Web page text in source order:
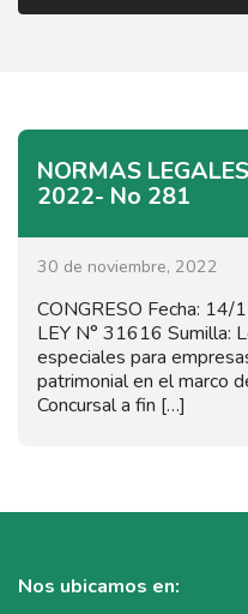
NORMAS
2022- No 281
30 de noviembre, 2022
CONGRESO Fecha: 14/
LEY N° 31616 Sumilla:
especiales para
patrimonial en el marco
Concursal a fin […]
Nos ubicamos en: